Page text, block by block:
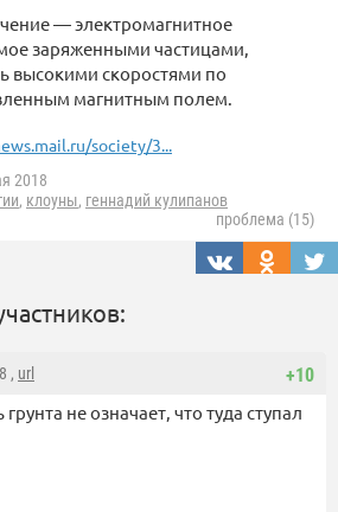
— электромагнитное
заряженными частицами,
высокими скоростями по
магнитным полем.
society/3...
2018
, клоуны, геннадий кулипанов
проблема (15)
+10
, url
не означает, что туда ступал